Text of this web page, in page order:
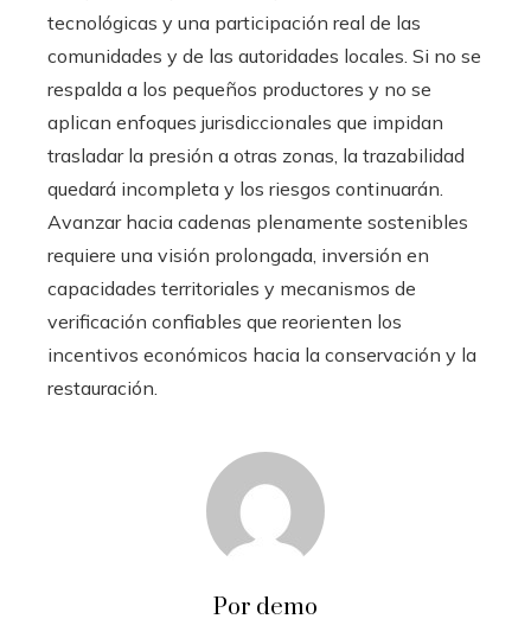
tecnológicas y una participación real de las
comunidades y de las autoridades locales. Si no se
respalda a los pequeños productores y no se
aplican enfoques jurisdiccionales que impidan
trasladar la presión a otras zonas, la trazabilidad
quedará incompleta y los riesgos continuarán.
Avanzar hacia cadenas plenamente sostenibles
requiere una visión prolongada, inversión en
capacidades territoriales y mecanismos de
verificación confiables que reorienten los
incentivos económicos hacia la conservación y la
restauración.
Por demo